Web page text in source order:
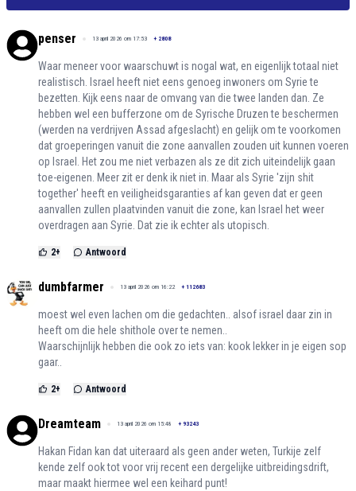
penser 13 april 2026 om 17:53 + 2808
Waar meneer voor waarschuwt is nogal wat, en eigenlijk totaal niet
realistisch. Israel heeft niet eens genoeg inwoners om Syrie te
bezetten. Kijk eens naar de omvang van die twee landen dan. Ze
hebben wel een bufferzone om de Syrische Druzen te beschermen
(werden na verdrijven Assad afgeslacht) en gelijk om te voorkomen
dat groeperingen vanuit die zone aanvallen zouden uit kunnen voeren
op Israel. Het zou me niet verbazen als ze dit zich uiteindelijk gaan
toe-eigenen. Meer zit er denk ik niet in. Maar als Syrie 'zijn shit
together' heeft en veiligheidsgaranties af kan geven dat er geen
aanvallen zullen plaatvinden vanuit die zone, kan Israel het weer
overdragen aan Syrie. Dat zie ik echter als utopisch.
2+ Antwoord
dumbfarmer 13 april 2026 om 16:22 + 112683
moest wel even lachen om die gedachten.. alsof israel daar zin in
heeft om die hele shithole over te nemen..
Waarschijnlijk hebben die ook zo iets van: kook lekker in je eigen sop
gaar..
2+ Antwoord
Dreamteam 13 april 2026 om 15:48 + 93243
Hakan Fidan kan dat uiteraard als geen ander weten, Turkije zelf
kende zelf ook tot voor vrij recent een dergelijke uitbreidingsdrift,
maar maakt hiermee wel een keihard punt!